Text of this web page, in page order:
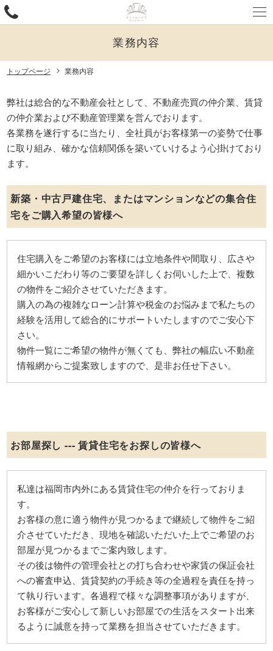
FAX : 092-482-8423
話
けEnglish
業務内容
トップページ 業務内容
弊社は総合的な不動産会社として、不動産売買の仲介業、賃貸
の仲介業および不動産管理業を営んでおります。
各業務を遂行するに当たり、全社員がお客様第一の姿勢で仕事
に取り組み、確かな信頼関係を築いていけるよう心掛けており
ます。
新築・中古戸建住宅、またはマンションなどの集合住
宅をご購入希望の皆様へ
住宅購入をご希望のお客様には立地条件や間取り、広さや
細かいこだわり等のご要望を詳しくお伺いした上で、複数
の物件をご紹介させていただきます。
購入の為の複雑なローン計算や税金のお悩みまで私たちの
経験を活用して総合的にサポートいたしますのでご安心下
さい。
物件一覧にご希望の物件が無くても、弊社の幅広い不動産
情報網からご提案致しますので、是非お任せ下さい。
お部屋探し --- 賃貸住宅をお探しの皆様へ
私達は福岡市内外にある賃貸住宅の仲介を行っておりま
す。
お客様の意に適う物件が見つかるまで継続して物件をご紹
介させていただき、現地を確認いただいた上でご希望のお
部屋が見つかるまでご案内致します。
その後は物件の管理会社との打ち合わせや家賃の保証会社
への審査申込、賃貸契約の手続き等の全過程を責任を持っ
て執り行います。各過程で様々な調整事項がありますが、
お客様がご安心して新しいお部屋での生活をスタート出来
るように誠意を持って業務を担当させていただきます。